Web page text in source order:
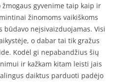
gyvenime taip kaip ir
žinomoms vaikiškoms
būdavo neįsivaizduojamas. Visi
o dabar tai tik gražus
Kodėl gi nepabandžius šių
ir kažkam kitam leisti jais
daiktus parduoti padėjo